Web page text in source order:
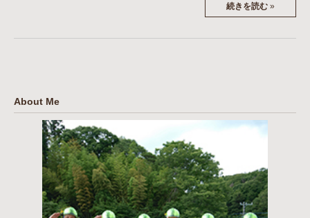
続きを読む »
About Me